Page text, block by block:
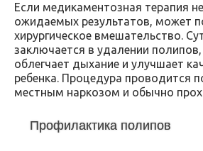
Если медикаментозная терапия
ожидаемых результатов, может
хирургическое вмешательство.
заключается в удалении
облегчает дыхание и улучшает
ребенка. Процедура проводится
местным наркозом и обычно
Профилактика полипов